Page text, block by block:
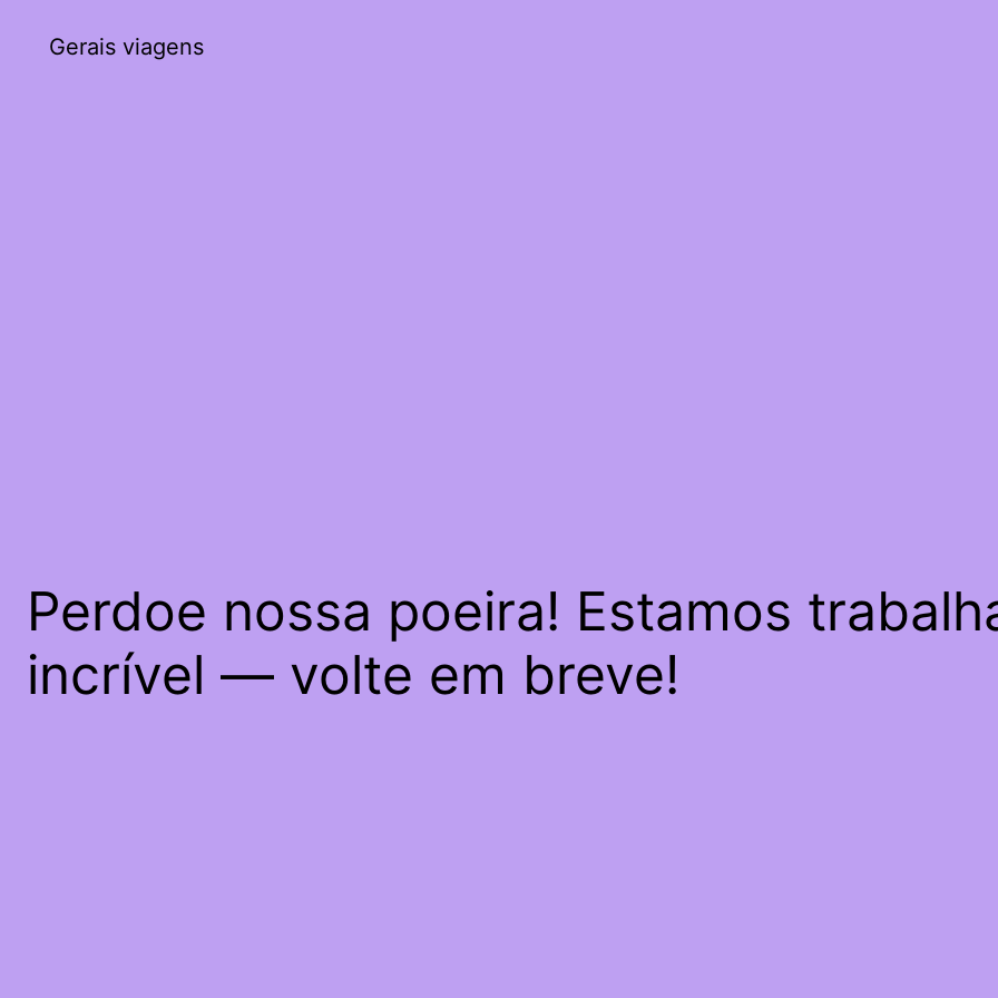
Gerais viagens
Perdoe nossa poeira! Estamos
incrível — volte em breve!